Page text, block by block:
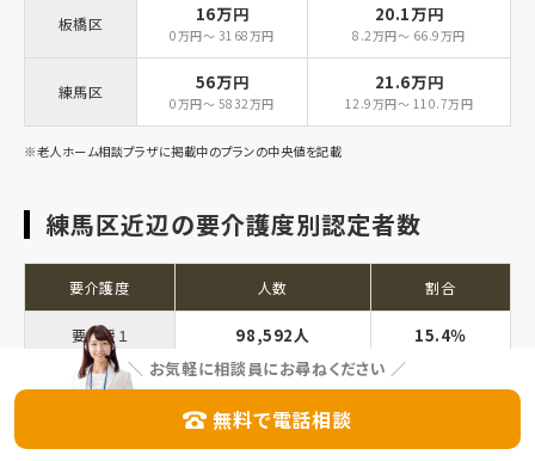
板橋区 16万円
0万円～ 3168万円
20.1万円
8.2万円～ 66.9万円
練馬区 56万円
0万円～ 5832万円
21.6万円
12.9万円～ 110.7万円
※老人ホーム相談プラザに掲載中のプランの中央値を記載
練馬区近辺の要介護度別認定者数
要介護度 人数 割合
要支援１ 98,592人 15.4％
要支援２ 81,805人 12.8％
131,089人
＼ お気軽に相談員にお尋ねください ／
無料で電話相談